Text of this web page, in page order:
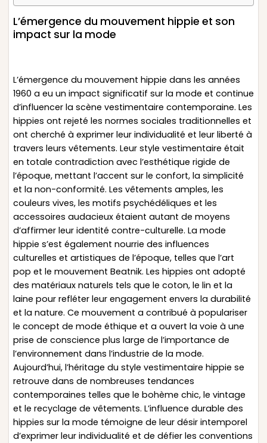
L’émergence du mouvement hippie et son
impact sur la mode
L’émergence du mouvement hippie dans les années
1960 a eu un impact significatif sur la mode et continue
d’influencer la scène vestimentaire contemporaine. Les
hippies ont rejeté les normes sociales traditionnelles et
ont cherché à exprimer leur individualité et leur liberté à
travers leurs vêtements. Leur style vestimentaire était
en totale contradiction avec l’esthétique rigide de
l’époque, mettant l’accent sur le confort, la simplicité
et la non-conformité. Les vêtements amples, les
couleurs vives, les motifs psychédéliques et les
accessoires audacieux étaient autant de moyens
d’affirmer leur identité contre-culturelle. La mode
hippie s’est également nourrie des influences
culturelles et artistiques de l’époque, telles que l’art
pop et le mouvement Beatnik. Les hippies ont adopté
des matériaux naturels tels que le coton, le lin et la
laine pour refléter leur engagement envers la durabilité
et la nature. Ce mouvement a contribué à populariser
le concept de mode éthique et a ouvert la voie à une
prise de conscience plus large de l’importance de
l’environnement dans l’industrie de la mode.
Aujourd’hui, l’héritage du style vestimentaire hippie se
retrouve dans de nombreuses tendances
contemporaines telles que le bohème chic, le vintage
et le recyclage de vêtements. L’influence durable des
hippies sur la mode témoigne de leur désir intemporel
d’exprimer leur individualité et de défier les conventions